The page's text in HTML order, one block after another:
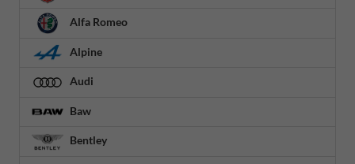
Alfa Romeo
Alpine
Audi
Baw
Bentley